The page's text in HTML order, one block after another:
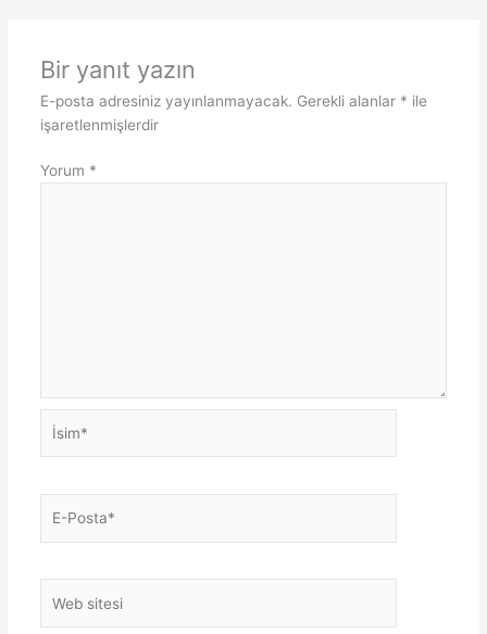
Bir yanıt yazın
E-posta adresiniz yayınlanmayacak. Gerekli alanlar * ile
işaretlenmişlerdir
Yorum *
Posta*
sitesi